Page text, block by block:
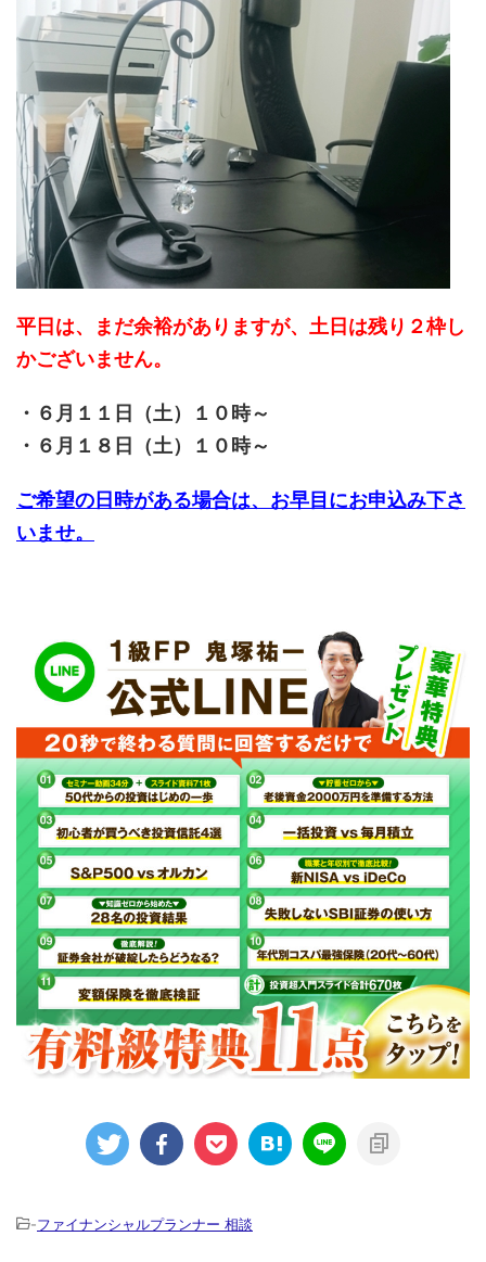
平日は、まだ余裕がありますが、土日は残り２枠し
かございません。
・６月１１日（土）１０時～
・６月１８日（土）１０時～
ご希望の日時がある場合は、お早目にお申込み下さ
いませ。
-ファイナンシャルプランナー 相談